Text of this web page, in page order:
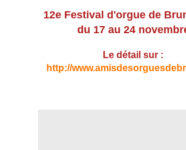
12e Festival d'orgue de
du 17 au 24
Le détail sur :
http://